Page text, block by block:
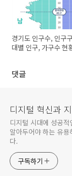
경기도 인구수, 인구
대별 인구, 가구수 현
댓글
디지털 혁신과
디지털 시대에 성공
알아두어야 하는 유
다.
구독하기